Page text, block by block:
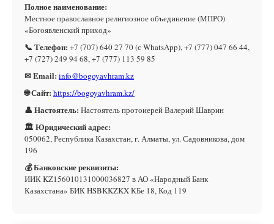
Полное наименование:
Местное православное религиозное объединение (МПРО)
«Богоявленский приход»
📞 Телефон: +7 (707) 640 27 70 (с WhatsApp), +7 (777) 047 66 44,
+7 (727) 249 94 68, +7 (777) 113 59 85
✉ Email: info@bogoyavhram.kz
🌐 Сайт: https://bogoyavhram.kz/
👤 Настоятель: Настоятель протоиерей Валерий Шаврин
🏛 Юридический адрес:
050062, Республика Казахстан, г. Алматы, ул. Садовникова, дом
196
💰 Банковские реквизиты:
ИИК KZ156010131000036827 в АО «Народный Банк
Казахстана» БИК HSBKKZKX КБе 18, Код 119